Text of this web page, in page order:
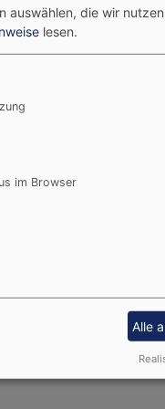
1593 der Gemeinde
wurde sie 1593 von
mit einem
Glocke und nennt das
und acht
das Bibelwort aus
auswählen, die wir
lesen.
im Browser
Alle